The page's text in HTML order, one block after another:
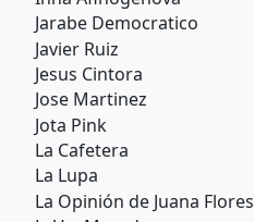
Jarabe Democratico
Javier Ruiz
Jesus Cintora
Jose Martinez
Jota Pink
La Cafetera
La Lupa
La Opinión de Juana Flores